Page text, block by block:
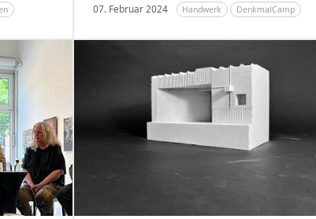
07. Februar 2024 Handwerk DenkmalCamp